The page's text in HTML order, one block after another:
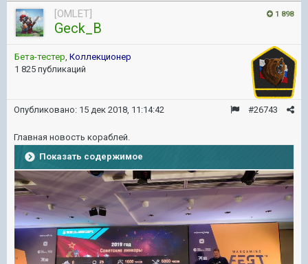
1 898
[OMLET]
Geck_B
Бета-тестер Коллекционер
1 825 публикаций
#26743
Опубликовано: 15 дек 2018, 11:14:42
Главная новость кораблей.
Показать содержимое